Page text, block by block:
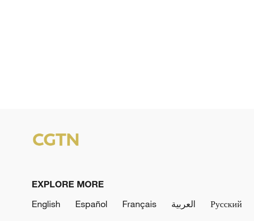
EXPLORE MORE
English
Español Français العربية Русский